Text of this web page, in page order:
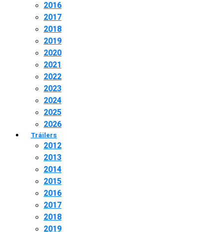
2016
2017
2018
2019
2020
2021
2022
2023
2024
2025
2026
Tráilers
2012
2013
2014
2015
2016
2017
2018
2019